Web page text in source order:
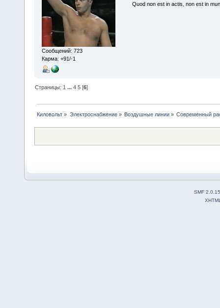
Сообщений: 723
Карма: +91/-1
Quod non est in actis, non est in
Страницы: 1 ...4 5 [6]
Киловольт » Электроснабжение» Воздушные линии» Современный
SMF 2.0.15